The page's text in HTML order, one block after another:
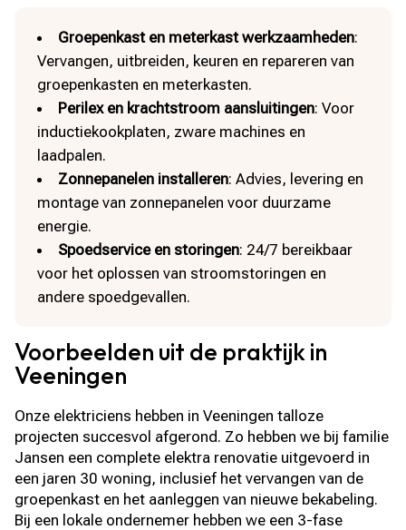
Groepenkast en meterkast werkzaamheden:
Vervangen, uitbreiden, keuren en repareren van
groepenkasten en meterkasten.
Perilex en krachtstroom aansluitingen: Voor
inductiekookplaten, zware machines en
laadpalen.
Zonnepanelen installeren: Advies, levering en
montage van zonnepanelen voor duurzame
energie.
Spoedservice en storingen: 24/7 bereikbaar
voor het oplossen van stroomstoringen en
andere spoedgevallen.
Voorbeelden uit de praktijk in
Veeningen
Onze elektriciens hebben in Veeningen talloze
projecten succesvol afgerond. Zo hebben we bij familie
Jansen een complete elektra renovatie uitgevoerd in
een jaren 30 woning, inclusief het vervangen van de
groepenkast en het aanleggen van nieuwe bekabeling.
Bij een lokale ondernemer hebben we een 3-fase